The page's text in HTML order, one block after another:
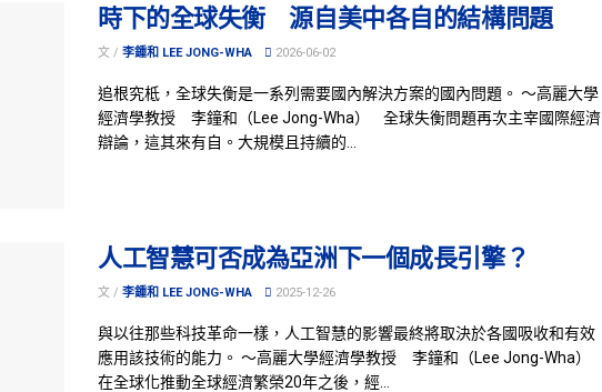
時下的全球失衡 源自美中各自的結構問題
文 / 李鍾和 LEE JONG-WHA 2026-06-02
追根究柢，全球失衡是一系列需要國內解決方案的國內問題。 ～高麗大學
經濟學教授 李鐘和（Lee Jong-Wha） 全球失衡問題再次主宰國際經濟
辯論，這其來有自。大規模且持續的...
人工智慧可否成為亞洲下一個成長引擎？
文 / 李鍾和 LEE JONG-WHA 2025-12-26
與以往那些科技革命一樣，人工智慧的影響最終將取決於各國吸收和有效
應用該技術的能力。 ～高麗大學經濟學教授 李鐘和（Lee Jong-Wha）
在全球化推動全球經濟繁榮20年之後，經...